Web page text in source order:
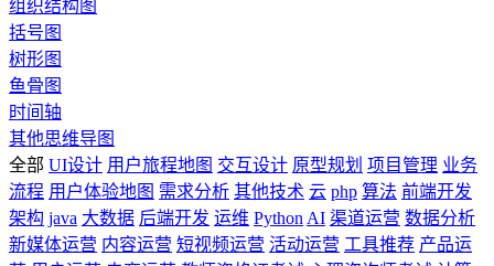
组织结构图
括号图
树形图
鱼骨图
时间轴
其他思维导图
全部 UI设计 用户旅程地图 交互设计 原型规划 项目管理 业务
流程 用户体验地图 需求分析 其他技术 云 php 算法 前端开发
架构 java 大数据 后端开发 运维 Python AI 渠道运营 数据分析
新媒体运营 内容运营 短视频运营 活动运营 工具推荐 产品运